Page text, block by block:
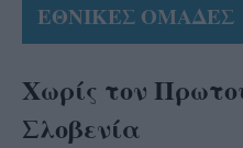
ΕΘΝΙΚΕΣ ΟΜΑΔΕΣ
Χωρίς τον
Σλοβενία